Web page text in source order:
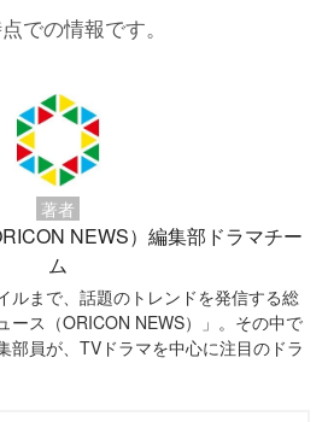
での情報です。
著者
NEWS）編集部ドラマチー
ム
ルまで、話題のトレンドを発信する総
ース（ORICON NEWS）」。その中で
部員が、TVドラマを中心に注目のドラ